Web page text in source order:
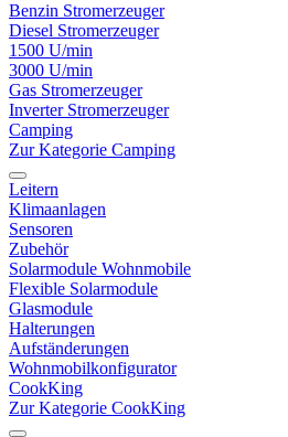
Benzin Stromerzeuger
Diesel Stromerzeuger
1500 U/min
3000 U/min
Gas Stromerzeuger
Inverter Stromerzeuger
Camping
Zur Kategorie Camping
Leitern
Klimaanlagen
Sensoren
Zubehör
Solarmodule Wohnmobile
Flexible Solarmodule
Glasmodule
Halterungen
Aufständerungen
Wohnmobilkonfigurator
CookKing
Zur Kategorie CookKing